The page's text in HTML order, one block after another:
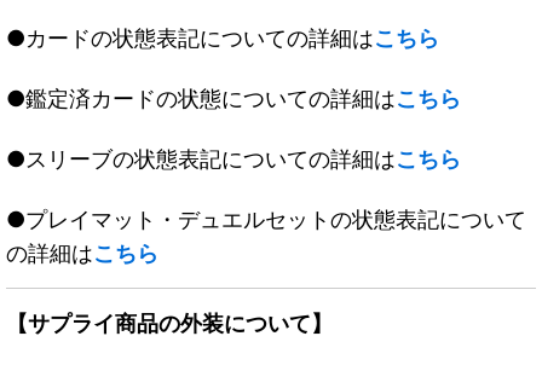
●カードの状態表記についての詳細はこちら
●鑑定済カードの状態についての詳細はこちら
●スリーブの状態表記についての詳細はこちら
●プレイマット・デュエルセットの状態表記について
の詳細はこちら
【サプライ商品の外装について】